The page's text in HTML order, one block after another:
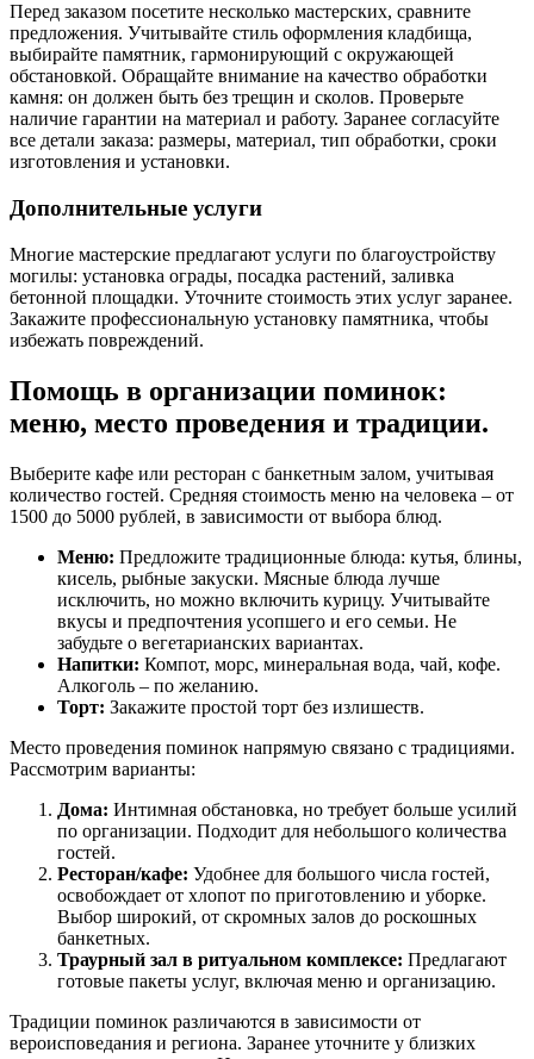
Перед заказом посетите несколько мастерских, сравните
предложения. Учитывайте стиль оформления кладбища,
выбирайте памятник, гармонирующий с окружающей
обстановкой. Обращайте внимание на качество обработки
камня: он должен быть без трещин и сколов. Проверьте
наличие гарантии на материал и работу. Заранее согласуйте
все детали заказа: размеры, материал, тип обработки, сроки
изготовления и установки.
Дополнительные услуги
Многие мастерские предлагают услуги по благоустройству
могилы: установка ограды, посадка растений, заливка
бетонной площадки. Уточните стоимость этих услуг заранее.
Закажите профессиональную установку памятника, чтобы
избежать повреждений.
Помощь в организации поминок:
меню, место проведения и традиции.
Выберите кафе или ресторан с банкетным залом, учитывая
количество гостей. Средняя стоимость меню на человека – от
1500 до 5000 рублей, в зависимости от выбора блюд.
Меню: Предложите традиционные блюда: кутья, блины,
кисель, рыбные закуски. Мясные блюда лучше
исключить, но можно включить курицу. Учитывайте
вкусы и предпочтения усопшего и его семьи. Не
забудьте о вегетарианских вариантах.
Напитки: Компот, морс, минеральная вода, чай, кофе.
Алкоголь – по желанию.
Торт: Закажите простой торт без излишеств.
Место проведения поминок напрямую связано с традициями.
Рассмотрим варианты:
Дома: Интимная обстановка, но требует больше усилий
по организации. Подходит для небольшого количества
гостей.
Ресторан/кафе: Удобнее для большого числа гостей,
освобождает от хлопот по приготовлению и уборке.
Выбор широкий, от скромных залов до роскошных
банкетных.
Траурный зал в ритуальном комплексе: Предлагают
готовые пакеты услуг, включая меню и организацию.
Традиции поминок различаются в зависимости от
вероисповедания и региона. Заранее уточните у близких